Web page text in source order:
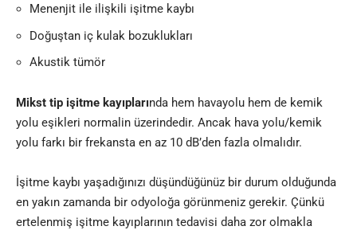
Menenjit ile ilişkili işitme kaybı
Doğuştan iç kulak bozuklukları
Akustik tümör
Mikst tip işitme kayıplarında hem havayolu hem de kemik
yolu eşikleri normalin üzerindedir. Ancak hava yolu/kemik
yolu farkı bir frekansta en az 10 dB’den fazla olmalıdır.
İşitme kaybı yaşadığınızı düşündüğünüz bir durum olduğunda
en yakın zamanda bir odyoloğa görünmeniz gerekir. Çünkü
ertelenmiş işitme kayıplarının tedavisi daha zor olmakla